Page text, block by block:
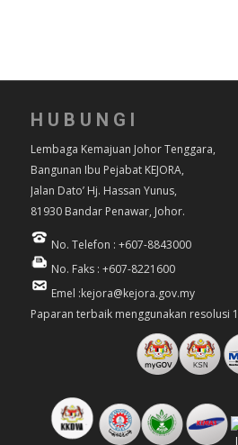
HUBUNGI
Lembaga Kemajuan Johor Tenggara,
Bangunan Ibu Pejabat KEJORA,
Jalan Dato’ Hj. Hassan Yunus,
81930 Bandar Penawar, Johor.
No. Telefon : +607-8843000
No. Faks : +607-8221600
Emel :kejora@kejora.gov.my
Paparan terbaik menggunakan resolusi